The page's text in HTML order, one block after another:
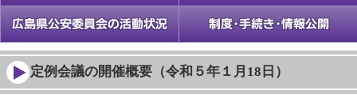
定例会議の開催概要（令和５年１月18日）